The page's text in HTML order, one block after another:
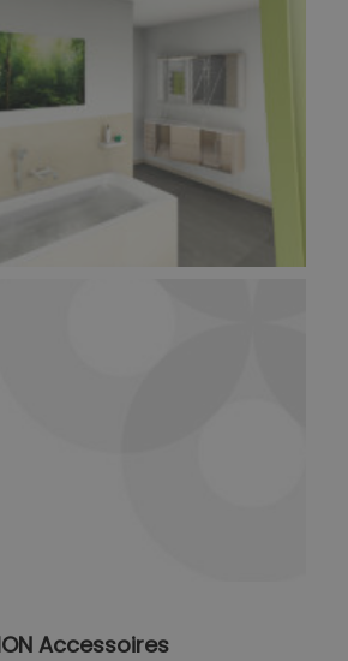
Accessoires